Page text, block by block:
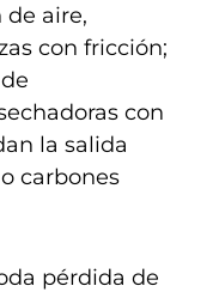
aire,
con fricción;
con
la salida
carbones
pérdida de